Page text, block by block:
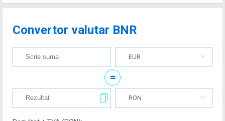
Convertor valutar BNR
EUR
=
RON